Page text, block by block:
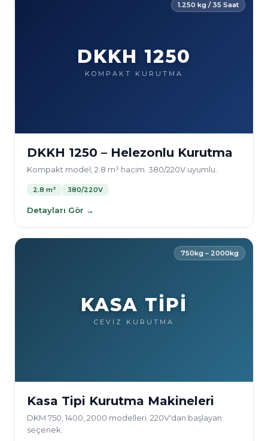
1.250 kg / 35 Saat
DKKH 1250
KOMPAKT KURUTMA
DKKH 1250 – Helezonlu Kurutma
Kompakt model, 2.8 m³ hacim. 380/220V uyumlu.
2.8 m³ 380/220V
Detayları Gör →
750kg – 2000kg
KASA TİPİ
CEVİZ KURUTMA
Kasa Tipi Kurutma Makineleri
DKM 750, 1400, 2000 modelleri. 220V'dan başlayan
seçenek.